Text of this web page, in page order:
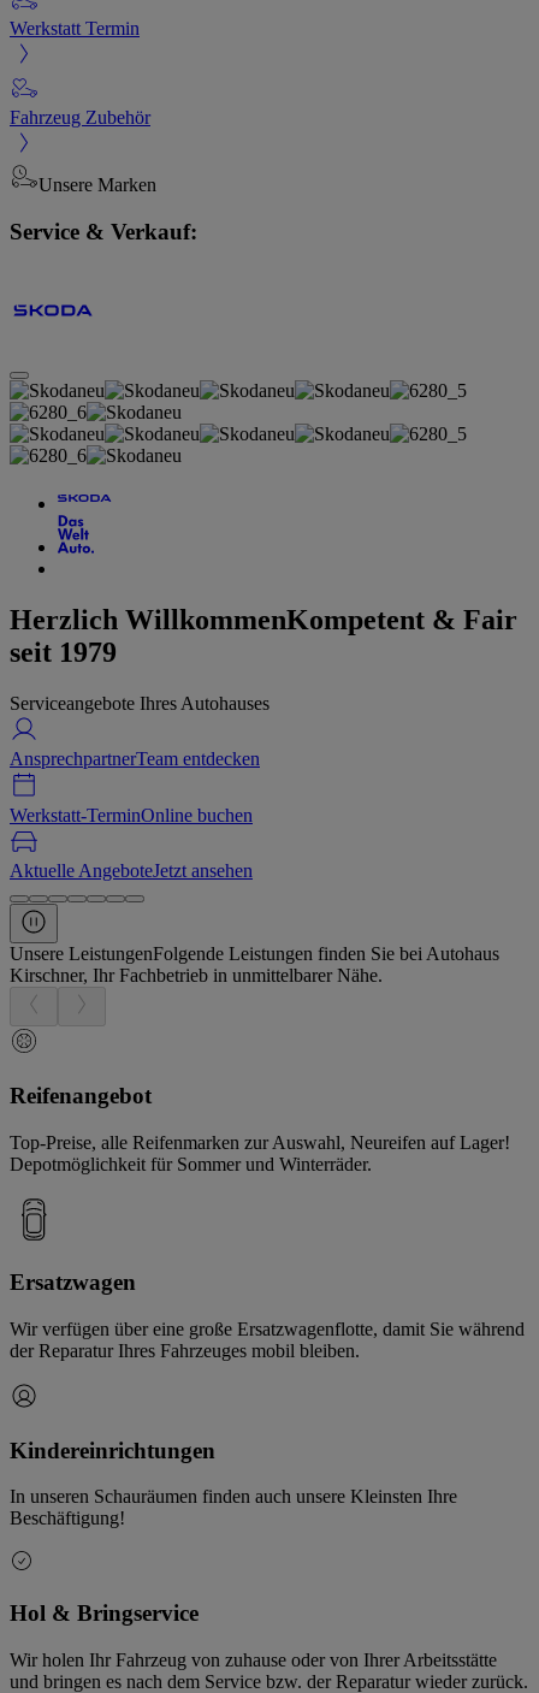
Werkstatt Termin
Fahrzeug Zubehör
Unsere Marken
Service & Verkauf:
Herzlich WillkommenKompetent & Fair
seit 1979
Serviceangebote Ihres Autohauses
AnsprechpartnerTeam entdecken
Werkstatt-TerminOnline buchen
Aktuelle AngeboteJetzt ansehen
Unsere LeistungenFolgende Leistungen finden Sie bei Autohaus
Kirschner, Ihr Fachbetrieb in unmittelbarer Nähe.
Reifenangebot
Top-Preise, alle Reifenmarken zur Auswahl, Neureifen auf Lager!
Depotmöglichkeit für Sommer und Winterräder.
Ersatzwagen
Wir verfügen über eine große Ersatzwagenflotte, damit Sie während
der Reparatur Ihres Fahrzeuges mobil bleiben.
Kindereinrichtungen
In unseren Schauräumen finden auch unsere Kleinsten Ihre
Beschäftigung!
Hol & Bringservice
Wir holen Ihr Fahrzeug von zuhause oder von Ihrer Arbeitsstätte
und bringen es nach dem Service bzw. der Reparatur wieder zurück.